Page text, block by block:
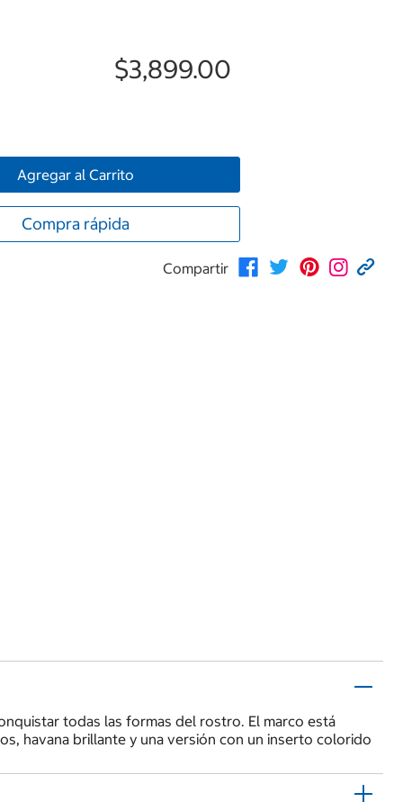
$3,899.00
Agregar al Carrito
Compra rápida
Compartir
todas las formas del rostro. El marco está
havana brillante y una versión con un inserto colorido